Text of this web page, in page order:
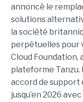
annoncé le
solutions
la société
perpétuelles pour
Cloud Foundation,
plateforme Tanzu.
accord de support
jusqu’en 2026